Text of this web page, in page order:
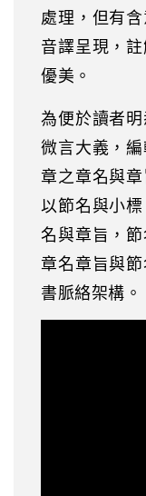
處理，但有
音譯呈現，
優美。
為便於讀者
微言大義，
章之章名與
以節名與小
名與章旨，
章名章旨與
書脈絡架構。